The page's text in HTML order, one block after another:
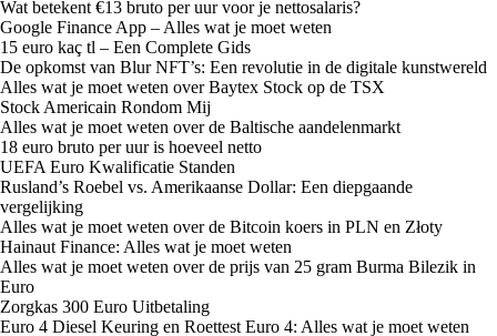
Wat betekent €13 bruto per uur voor je nettosalaris?
Google Finance App – Alles wat je moet weten
15 euro kaç tl – Een Complete Gids
De opkomst van Blur NFT’s: Een revolutie in de digitale kunstwereld
Alles wat je moet weten over Baytex Stock op de TSX
Stock Americain Rondom Mij
Alles wat je moet weten over de Baltische aandelenmarkt
18 euro bruto per uur is hoeveel netto
UEFA Euro Kwalificatie Standen
Rusland’s Roebel vs. Amerikaanse Dollar: Een diepgaande
vergelijking
Alles wat je moet weten over de Bitcoin koers in PLN en Złoty
Hainaut Finance: Alles wat je moet weten
Alles wat je moet weten over de prijs van 25 gram Burma Bilezik in
Euro
Zorgkas 300 Euro Uitbetaling
Euro 4 Diesel Keuring en Roettest Euro 4: Alles wat je moet weten